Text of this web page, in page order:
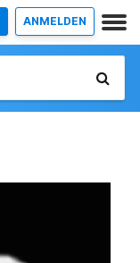
ANMELDEN